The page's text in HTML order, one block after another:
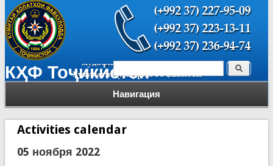
КҲФ Тоҷикистон
Навигация
Форма поиска Поиск
Activities calendar
05 ноября 2022